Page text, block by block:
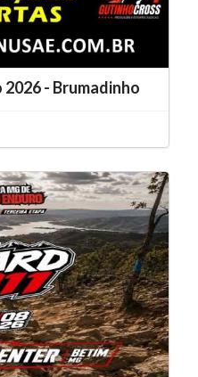
- Brumadinho